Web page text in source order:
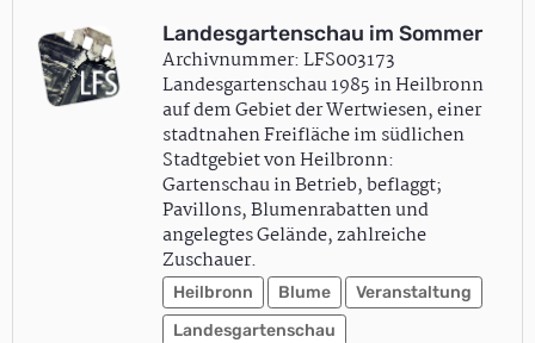
Landesgartenschau im Sommer
Archivnummer: LFS003173
Landesgartenschau 1985 in Heilbronn
auf dem Gebiet der Wertwiesen, einer
stadtnahen Freifläche im südlichen
Stadtgebiet von Heilbronn:
Gartenschau in Betrieb, beflaggt;
Pavillons, Blumenrabatten und
angelegtes Gelände, zahlreiche
Zuschauer.
Heilbronn Blume
Veranstaltung
Landesgartenschau